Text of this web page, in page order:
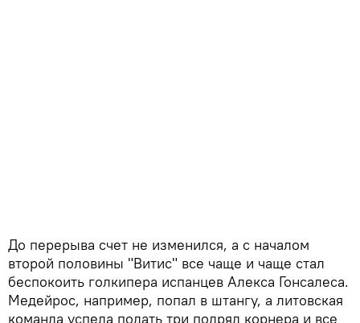
До перерыва счет не изменился, а с началом
второй половины "Витис" все чаще и чаще стал
беспокоить голкипера испанцев Алекса Гонсалеса.
Медейрос, например, попал в штангу, а литовская
команда успела подать три подряд корнера и все